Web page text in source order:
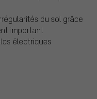
du sol grâce
important
électriques